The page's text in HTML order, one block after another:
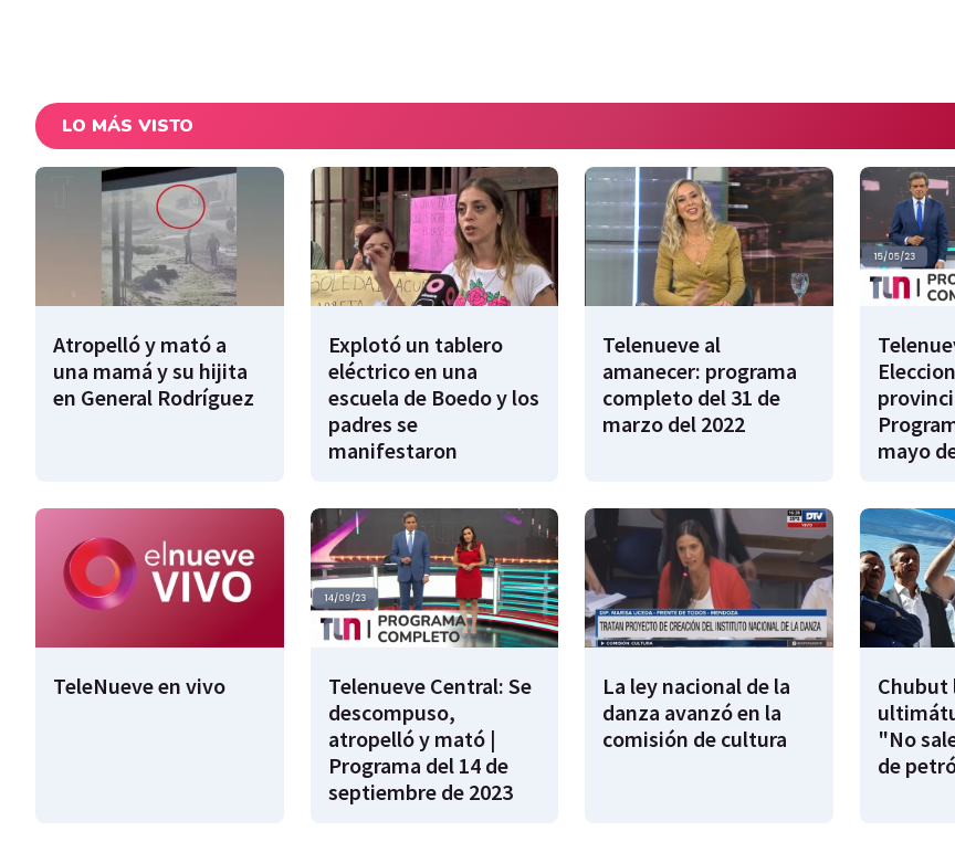
LO MÁS VISTO
Atropelló y mató a
una mamá y su hijita
en General Rodríguez
Explotó un tablero
eléctrico en una
escuela de Boedo y los
padres se
manifestaron
Telenueve al
amanecer: programa
completo del 31 de
marzo del 2022
mayo
TeleNueve en vivo
Telenueve Central: Se
descompuso,
atropelló y mató |
Programa del 14 de
septiembre de 2023
La ley nacional de la
danza avanzó en la
comisión de cultura
Chubut
"No
de